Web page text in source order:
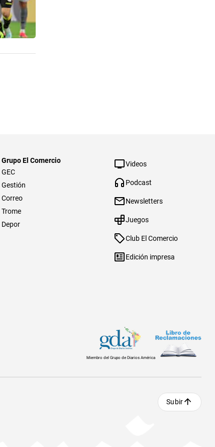
Grupo El Comercio
GEC
Gestión
Correo
Trome
Depor
Videos
Podcast
Newsletters
Juegos
Club El Comercio
Edición impresa
Miembro del Grupo de Diarios América
Subir